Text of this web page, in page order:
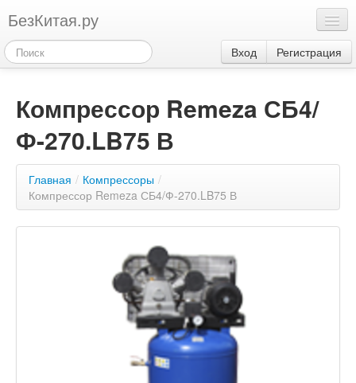
БезКитая.ру
Каталог
Контакты
Акции 3
Вход Регистрация
Компрессор Remeza СБ4/
Ф-270.LB75 В
Главная / Компрессоры /
Компрессор Remeza СБ4/Ф-270.LB75 В